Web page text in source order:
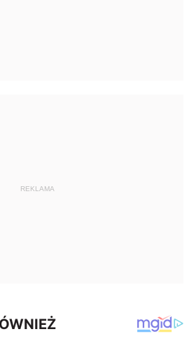
REKLAMA